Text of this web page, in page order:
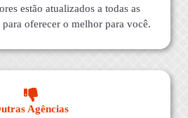
estão atualizados a todas as
oferecer o melhor para você.
Agências